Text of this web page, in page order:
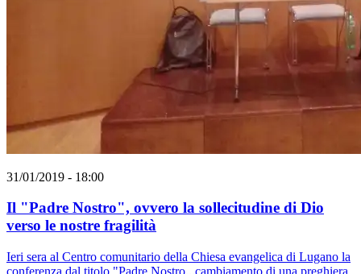
31/01/2019 - 18:00
Il "Padre Nostro", ovvero la sollecitudine di Dio
verso le nostre fragilità
Ieri sera al Centro comunitario della Chiesa evangelica di Lugano la
conferenza dal titolo "Padre Nostro...cambiamento di una preghiera